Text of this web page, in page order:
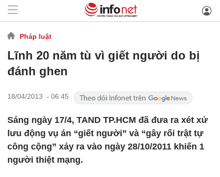
Pháp luật
Lĩnh 20 năm tù vì giết người do bị
đánh ghen
18/04/2013 - 06:45
Sáng ngày 17/4, TAND TP.HCM đã đưa ra xét xử
lưu động vụ án “giết người” và “gây rối trật tự
công cộng” xảy ra vào ngày 28/10/2011 khiến 1
người thiệt mạng.